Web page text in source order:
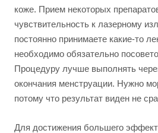
коже. Прием некоторых
чувствительность к лазерному
постоянно принимаете какие-то
необходимо обязательно
Процедуру лучше выполнять
окончания менструации. Нужно
потому что результат виден не
Для достижения большего